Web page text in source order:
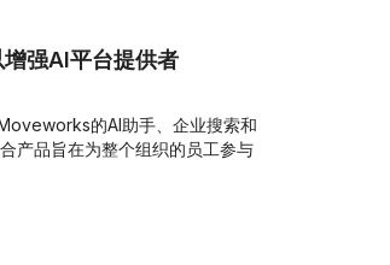
强AI平台提供者
的AI助手、企业搜索和
产品旨在为整个组织的员工参与